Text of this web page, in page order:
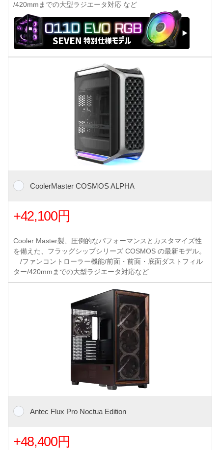
/420mmまでの大型ラジエータ対応 など
CoolerMaster COSMOS ALPHA
+42,100円
Cooler Master製、圧倒的なパフォーマンスとカスタマイズ性
を備えた、フラッグシップシリーズ COSMOS の最新モデル。
/ファンコントローラー機能/前面・前面・底面ダストフィル
ター/420mmまでの大型ラジエータ対応など
Antec Flux Pro Noctua Edition
+48,400円